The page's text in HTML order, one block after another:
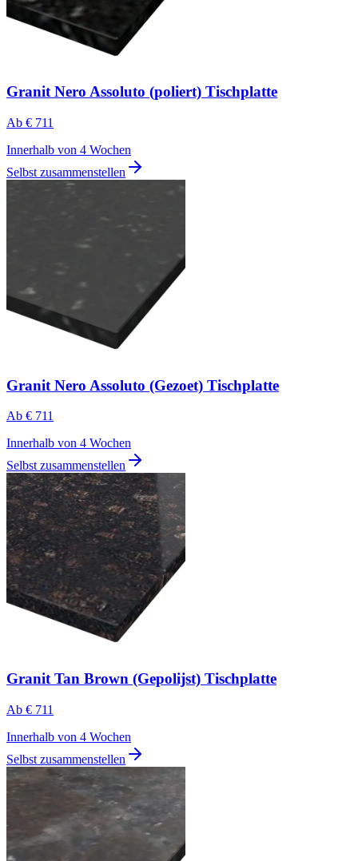
Granit Nero Assoluto (poliert) Tischplatte
Ab € 711
Innerhalb von 4 Wochen
Selbst zusammenstellen
Granit Nero Assoluto (Gezoet) Tischplatte
Ab € 711
Innerhalb von 4 Wochen
Selbst zusammenstellen
Granit Tan Brown (Gepolijst) Tischplatte
Ab € 711
Innerhalb von 4 Wochen
Selbst zusammenstellen